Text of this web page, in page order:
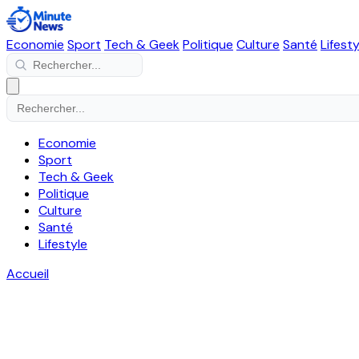
Economie Sport Tech & GeekPolitique Culture Santé
Economie
Sport
Tech & Geek
Politique
Culture
Santé
Lifestyle
Accueil